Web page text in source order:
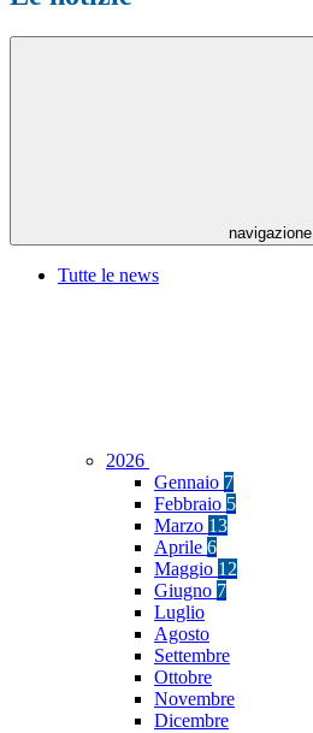
navigazione
Tutte le news
2026
Gennaio 7
Febbraio 5
Marzo 13
Aprile 6
Maggio 12
Giugno 7
Luglio
Agosto
Settembre
Ottobre
Novembre
Dicembre